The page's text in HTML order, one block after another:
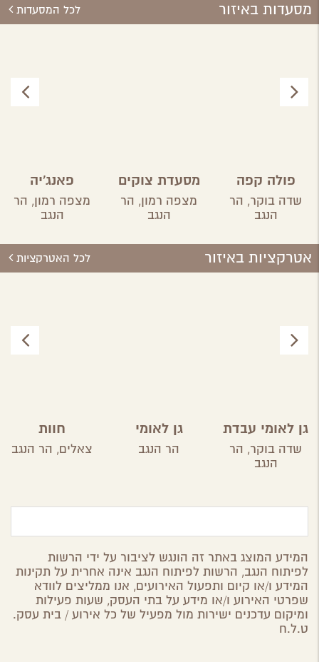
מסעדות באיזור לכל המסעדות
פולה קפה
שדה בוקר, הר
הנגב
מסעדת צוקים
מצפה רמון, הר
הנגב
פאנג'יה
מצפה רמון, הר
הנגב
אטרקציות באיזור לכל האטרקציות
גן לאומי עבדת
שדה בוקר, הר
הנגב
גן לאומי
ממשית
הר הנגב
חוות
הקקטוסים
צאלים, הר הנגב
המידע המוצג באתר זה הונגש לציבור על ידי הרשות
לפיתוח הנגב, הרשות לפיתוח הנגב אינה אחרית על תקינות
המידע ו/או קיום ותפעול האירועים, אנו ממליצים לוודא
שפרטי האירוע ו/או מידע על בתי העסק, שעות פעילות
ומיקום עדכנים ישירות מול מפעיל של כל אירוע / בית עסק.
ט.ל.ח